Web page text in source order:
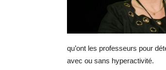
qu’ont les professeurs pour
avec ou sans hyperactivité.